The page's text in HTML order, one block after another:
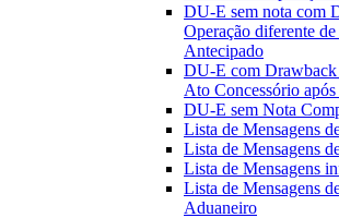
DU-E sem nota com
Operação diferente
Antecipado
DU-E com
Ato Concessório após
DU-E sem Nota
Lista de Mensagens
Lista de Mensagens
Lista de Mensagens
Lista de Mensagens
Aduaneiro